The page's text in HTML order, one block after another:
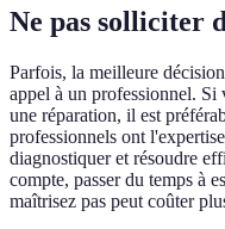
Ne pas solliciter
Parfois, la meilleure
appel à un professionnel. Si
une réparation, il est
professionnels ont
diagnostiquer et résoudre
compte, passer du temps à
maîtrisez pas peut coûter